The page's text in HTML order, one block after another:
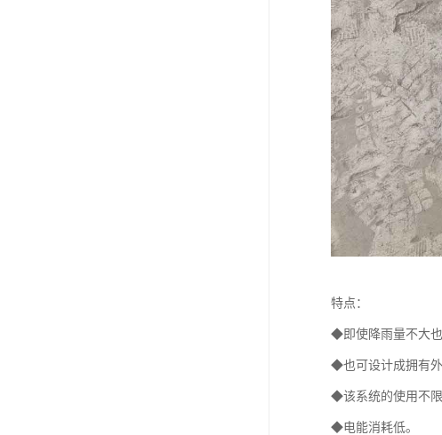
特点：
◆即使降雨量不大也
◆也可设计成拥有外
◆该系统的使用不限
◆电能消耗低。